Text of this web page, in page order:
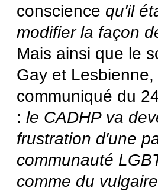
conscience qu'il
modifier la façon
Mais ainsi que le
Gay et
communiqué du
: le CADHP va
frustration d'une
communauté
comme du